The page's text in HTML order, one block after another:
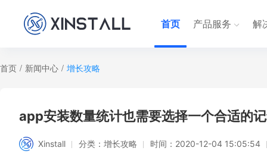
首页 产品服务 解
首页 / 新闻中心 / 增长攻略
app安装数量统计也需要选择一个合适的
Xinstall 分类： 增长攻略 时间： 2020-12-04 15:05:54